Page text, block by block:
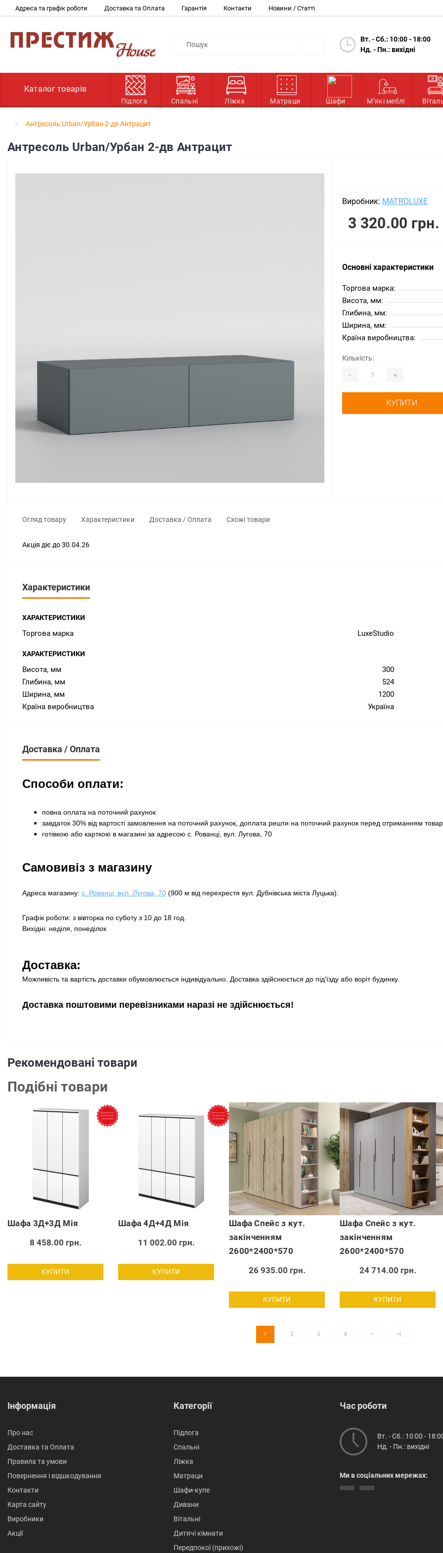
Адреса та графік роботи Доставка та Оплата Гарантія Контакти Новини / Статті
Вт. - Сб.: 10:00 - 18:00
Нд. - Пн.: вихідні
Каталог товарів
Підлога Спальні Ліжка Матраци Шафи М’які меблі
Антресоль Urban/Урбан 2-дв Антрацит
Антресоль Urban/Урбан 2-дв Антрацит
Виробник: MATROLUXE
3 320.00 грн.
Основні характеристики
Торгова марка:
Висота, мм:
Глибина, мм:
Ширина, мм:
Країна виробництва:
Кількість:
- +
КУПИТИ
Огляд товару Характеристики Доставка / Оплата Схожі товари
Акція діє до 30.04.26
Характеристики
ХАРАКТЕРИСТИКИ
Торгова марка LuxeStudio
ХАРАКТЕРИСТИКИ
Висота, мм
300
Глибина, мм
524
Ширина, мм
1200
Країна виробництва
Україна
Доставка / Оплата
Способи оплати:
повна оплата на поточний рахунок
завдаток 30% від вартості замовлення на поточний рахунок, доплата решти на поточний рахунок перед отриманням
готівкою або карткою в магазині за адресою с. Рованці, вул. Лугова, 70
Самовивіз з магазину
Адреса магазину: с. Рованці, вул. Лугова, 70 (900 м від перехрестя вул. Дубнівська міста Луцька).
Графік роботи: з вівторка по суботу з 10 до 18 год.
Вихідні: неділя, понеділок
Доставка:
Можливість та вартість доставки обумовлюється індивідуально. Доставка здійснюється до під'їзду або воріт будинку.
Доставка поштовими перевізниками наразі не здійснюється!
Рекомендовані товари
Подібні товари
Шафа 3Д+3Д Мія
8 458.00 грн.
КУПИТИ
Шафа 4Д+4Д Мія
11 002.00 грн.
КУПИТИ
Шафа Спейс з кут.
закінченням
2600*2400*570
26 935.00 грн.
КУПИТИ
Шафа Спейс з кут.
закінченням
2600*2400*570
24 714.00 грн.
КУПИТИ
1 2 3 4 > >|
Інформація
Про нас
Доставка та Оплата
Правила та умови
Повернення і відшкодування
Контакти
Карта сайту
Виробники
Акції
Категорії
Підлога
Спальні
Ліжка
Матраци
Шафи-купе
Дивани
Вітальні
Дитячі кімнати
Передпокої (прихожі)
Час роботи
Вт. - Сб.: 10:00 -
Нд. - Пн.: вихідні
Ми в соціальних мережах: